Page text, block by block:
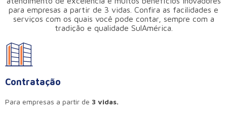
para empresas a partir de 3 vidas. Confira as facilidades e
serviços com os quais você pode contar, sempre com a
tradição e qualidade SulAmérica.
Contratação
Para empresas a partir de 3 vidas.